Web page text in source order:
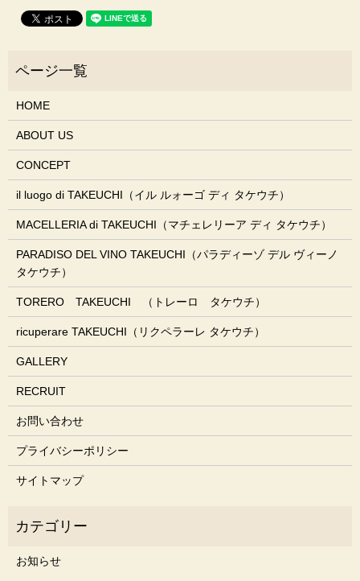
HOME
ABOUT US
CONCEPT
il luogo di TAKEUCHI（イル ルォーゴ ディ タケウチ）
MACELLERIA di TAKEUCHI（マチェレリーア ディ タケウチ）
PARADISO DEL VINO TAKEUCHI（パラディーゾ デル ヴィーノ
タケウチ）
TORERO TAKEUCHI （トレーロ タケウチ）
ricuperare TAKEUCHI（リクペラーレ タケウチ）
GALLERY
RECRUIT
お問い合わせ
プライバシーポリシー
サイトマップ
お知らせ